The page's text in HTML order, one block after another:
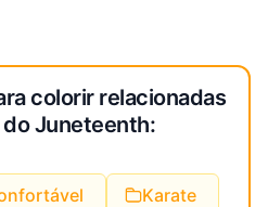
colorir relacionadas
do Juneteenth:
Karate